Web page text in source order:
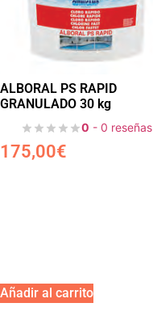
ALBORAL PS RAPID
GRANULADO 30 kg
0 - 0 reseñas
175,00€
Añadir al carrito